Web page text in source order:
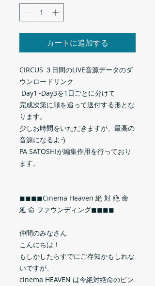
カートに追加する
CIRCUS ３日間のLIVE音源データのダ
ウンロードリンク
Day1~Day3を1日ごとに分けて
完成次第に順を追って送付する形とな
ります。
少しお時間をいただきますが、最高の
音源になるよう
PA SATOSHIが編集作用を行っており
ます。
◼︎◼︎◼︎◼︎Cinema Heaven 絶 対 絶 命
延 命 ファウンディング◼︎◼︎◼︎◼︎
仲間のみなさん
こんにちは！
もしかしたらすでにご存知かもしれな
いですが、
cinema HEAVEN は今絶対絶命のピン